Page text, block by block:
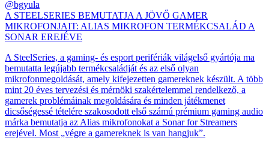
@bgyula
A STEELSERIES BEMUTATJA A JÖVŐ GAMER
MIKROFONJAIT: ALIAS MIKROFON TERMÉKCSALÁD A
SONAR EREJÉVE
A SteelSeries, a gaming- és esport perifériák világelső gyártója ma
bemutatta legújabb termékcsaládját és az első olyan
mikrofonmegoldását, amely kifejezetten gamereknek készült. A több
mint 20 éves tervezési és mérnöki szakértelemmel rendelkező, a
gamerek problémáinak megoldására és minden játékmenet
dicsőségessé tételére szakosodott első számú prémium gaming audio
márka bemutatja az Alias mikrofonokat a Sonar for Streamers
erejével. Most „végre a gamereknek is van hangjuk”.